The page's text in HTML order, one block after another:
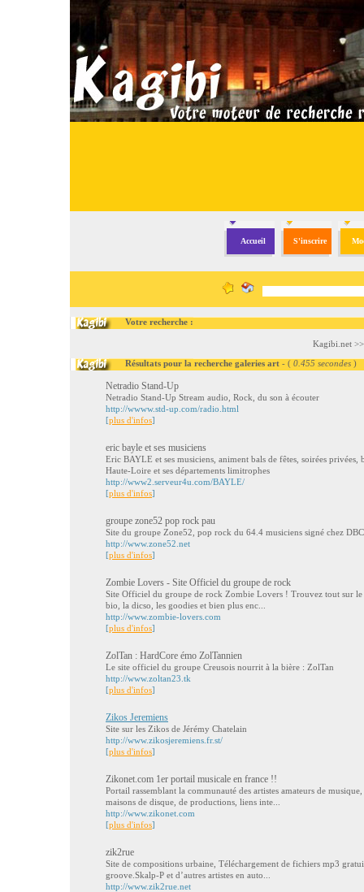
Accueil S'inscrire
Votre recherche :
Kagibi.net
Résultats pour la recherche galeries art - ( 0.455 secondes )
Netradio Stand-Up
Netradio Stand-Up Stream audio, Rock, du son à écouter
http://wwww.std-up.com/radio.html
[plus d'infos]
eric bayle et ses musiciens
Eric BAYLE et ses musiciens, animent bals de fêtes, soirées privées,
Haute-Loire et ses départements limitrophes
http://www2.serveur4u.com/BAYLE/
[plus d'infos]
groupe zone52 pop rock pau
Site du groupe Zone52, pop rock du 64.4 musiciens signé chez
http://www.zone52.net
[plus d'infos]
Zombie Lovers - Site Officiel du groupe de rock
Site Officiel du groupe de rock Zombie Lovers ! Trouvez tout sur le
bio, la dicso, les goodies et bien plus enc...
http://www.zombie-lovers.com
[plus d'infos]
ZolTan : HardCore émo ZolTannien
Le site officiel du groupe Creusois nourrit à la bière : ZolTan
http://www.zoltan23.tk
[plus d'infos]
Zikos Jeremiens
Site sur les Zikos de Jérémy Chatelain
http://www.zikosjeremiens.fr.st/
[plus d'infos]
Zikonet.com 1er portail musicale en france !!
Portail rassemblant la communauté des artistes amateurs de
maisons de disque, de productions, liens inte...
http://www.zikonet.com
[plus d'infos]
zik2rue
Site de compositions urbaine, Téléchargement de fichiers mp3
groove.Skalp-P et d’autres artistes en auto...
http://www.zik2rue.net